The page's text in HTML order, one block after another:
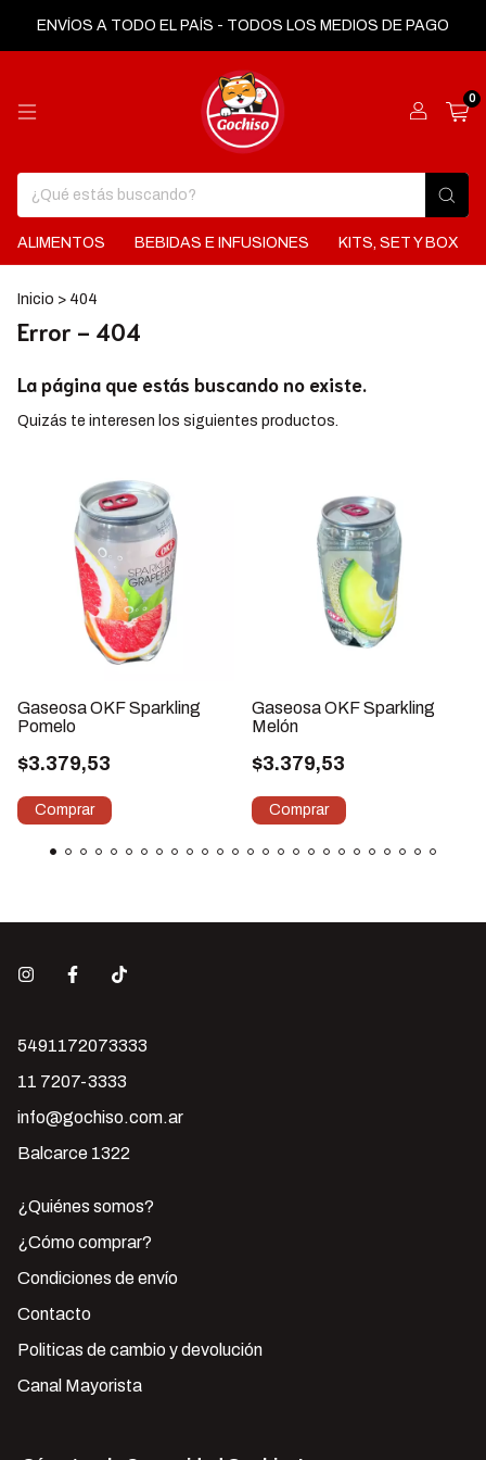
ENVÍOS A TODO EL PAÍS - TODOS LOS MEDIOS DE PAGO
0
ALIMENTOS BEBIDAS E INFUSIONES KITS, SET Y BOX
Inicio > 404
Error - 404
La página que estás buscando no existe.
Quizás te interesen los siguientes productos.
Gaseosa OKF Sparkling
Pomelo
$3.379,53
Gaseosa OKF Sparkling
Melón
$3.379,53
5491172073333
11 7207-3333
info@gochiso.com.ar
Balcarce 1322
¿Quiénes somos?
¿Cómo comprar?
Condiciones de envío
Contacto
Politicas de cambio y devolución
Canal Mayorista